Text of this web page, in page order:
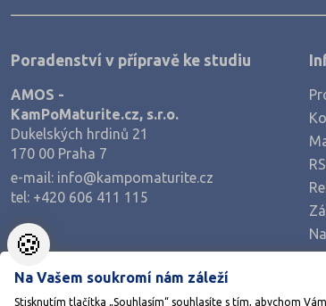
Poradenství v přípravě ke studiu
AMOS -
KamPoMaturite.cz, s.r.o.
Dukelských hrdinů 21
170 00 Praha 7
e-mail: info@kampomaturite.cz
tel: +420 606 411 115
🍪
Na Vašem soukromí nám záleží
Stisknutím tlačítka „Souhlasím“ souhlasíte s tím, abychom